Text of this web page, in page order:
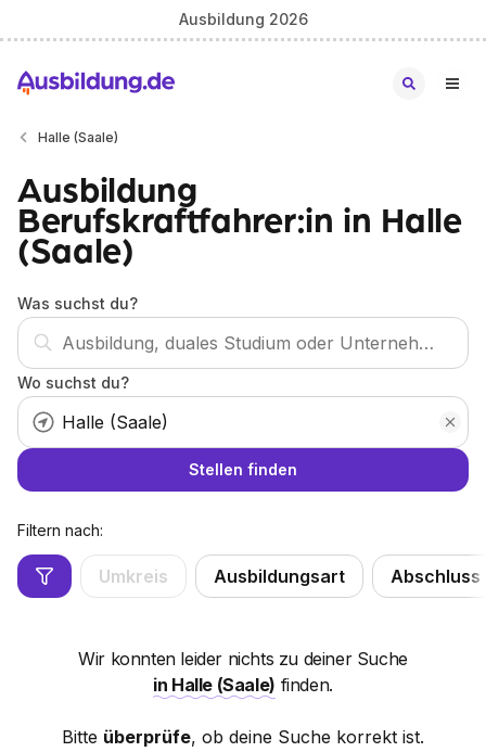
Ausbildung 2026
Halle (Saale)
Ausbildung
Berufskraftfahrer:in in Halle
(Saale)
Was suchst du?
Wo suchst du?
Stellen finden
Filtern nach:
Umkreis Ausbildungsart Abschluss
Wir konnten leider nichts zu deiner Suche
in Halle (Saale) finden.
Bitte überprüfe, ob deine Suche korrekt ist.